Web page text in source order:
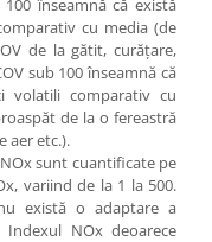
înseamnă că există
cu media (de
de la gătit, curățare,
sub 100 înseamnă că
volatili comparativ cu
de la o fereastră
aer etc.).
sunt cuantificate pe
variind de la 1 la 500.
există o adaptare a
NOx deoarece